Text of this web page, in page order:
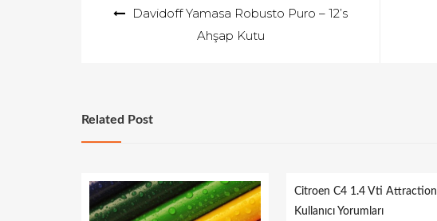
gezinmesi
Davidoff Yamasa Robusto Puro – 12’s
Ahşap Kutu
Related Post
Citroen C4 1.4 Vti Attraction
Kullanıcı Yorumları